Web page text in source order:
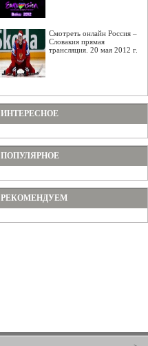
Смотреть онлайн Россия –
Словакия прямая
трансляция. 20 мая 2012 г.
ИНТЕРЕСНОЕ
ПОПУЛЯРНОЕ
РЕКОМЕНДУЕМ